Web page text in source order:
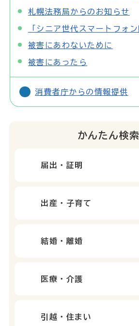
札幌法務局からのお知らせ
被害にあわないために
被害にあったら
消費者庁からの情報提供
かんたん検索
届出・証明
出産・子育て
結婚・離婚
医療・介護
引越・住まい